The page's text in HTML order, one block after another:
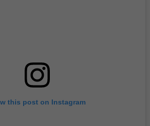
this post on Instagram